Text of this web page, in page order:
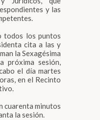
y las
todos los puntos
cita a las y
la Sexagésima
próxima sesión,
el día martes
en el Recinto
cuarenta minutos
la sesión.